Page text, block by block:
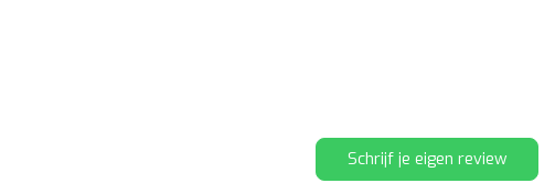
Schrijf je eigen review